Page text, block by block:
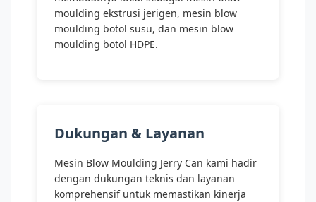
moulding ekstrusi jerigen, mesin blow
moulding botol susu, dan mesin blow
moulding botol HDPE.
Dukungan & Layanan
Mesin Blow Moulding Jerry Can kami hadir
dengan dukungan teknis dan layanan
komprehensif untuk memastikan kinerja